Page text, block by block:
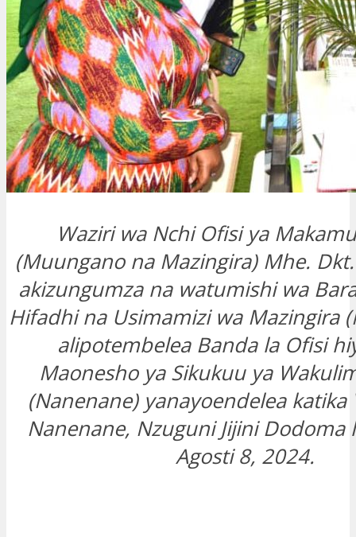
Waziri wa Nchi Ofisi ya
(Muungano na Mazingira) Mhe.
akizungumza na watumishi wa
Hifadhi na Usimamizi wa Mazingira
alipotembelea Banda la Ofisi
Maonesho ya Sikukuu ya
(Nanenane) yanayoendelea katika
Nanenane, Nzuguni Jijini Dodoma
Agosti 8, 2024.